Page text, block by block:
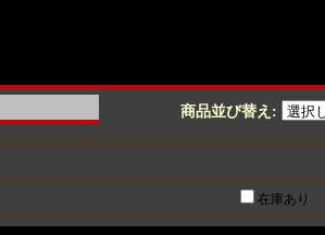
商品並び替え :
在庫あり